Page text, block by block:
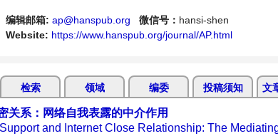
编辑邮箱: ap@hanspub.org 微信号： hansi-shen
Website: https://www.hanspub.org/journal/AP.html
检索 领域 编委 投稿须知 文
关系：网络自我表露的中介作用
and Internet Close Relationship: The